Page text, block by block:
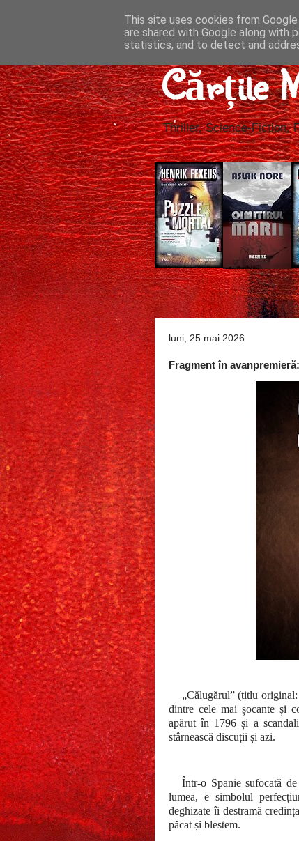
Cărțile
Thriller, Science-Fiction,
luni, 25 mai 2026
Fragment în
„Călugărul” (titlu
dintre cele mai șocante și
apărut în 1796 și a
stârnească discuții și azi.
Într-o Spanie sufocată
lumea, e simbolul
deghizate îi destramă
păcat și blestem.
This site uses cookies from
are shared with Google along with
statistics, and to detect and